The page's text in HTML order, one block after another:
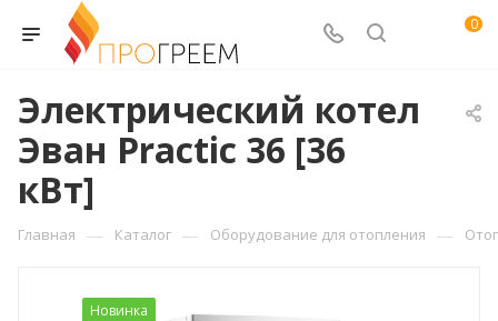
0
Электрический котел
Эван Practic 36 [36
кВт]
Главная — Каталог — Оборудование для отопления —
Новинка